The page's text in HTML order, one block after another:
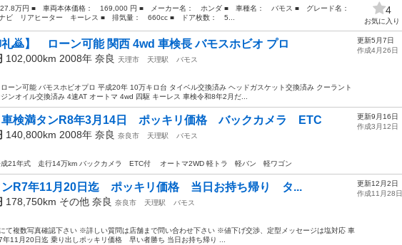
万円 ■ 車両本体価格： 169,000 円 ■ メーカー名： ホンダ ■ 車種名： バモス ■ グレード名：
ビ リアヒーター キーレス ■ 排気量： 660cc ■ ドア枚数： 5...
4
お気に入り
礼🙇】 ローン可能 関西 4wd 車検長 バモスホビオ プロ
102,000km 2008年 奈良 天理市 天理駅
バモス
ーン可能 バモスホビオプロ 平成20年 10万キロ台 タイベル交換済み ヘッドガスケット交換済み クーラント
ンオイル交換済み 4速AT オートマ 4wd 四駆 キーレス 車検令和8年2月だ...
更新5月7日
作成4月26日
検満タンR8年3月14日 ポッキリ価格 バックカメラ ETC
140,800km 2008年 奈良 奈良市 天理駅
バモス
成21年式 走行14万km バックカメラ ETC付 オートマ2WD 軽トラ 軽バン 軽ワゴン
更新9月16日
作成3月12日
ンR7年11月20日迄 ポッキリ価格 当日お持ち帰り タ...
178,750km その他 奈良 奈良市 天理駅
バモス
て複数写真確認下さい ※詳しい質問は店舗まで問い合わせ下さい ※値下げ交渉、定型メッセージは塩対応 車
年11月20日迄 乗り出しポッキリ価格 早い者勝ち 当日お持ち帰り ...
更新12月2日
作成11月28日